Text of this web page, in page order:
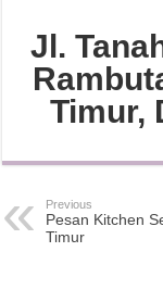
Jl.
Timur,
Previous
Pesan Kitchen
Timur